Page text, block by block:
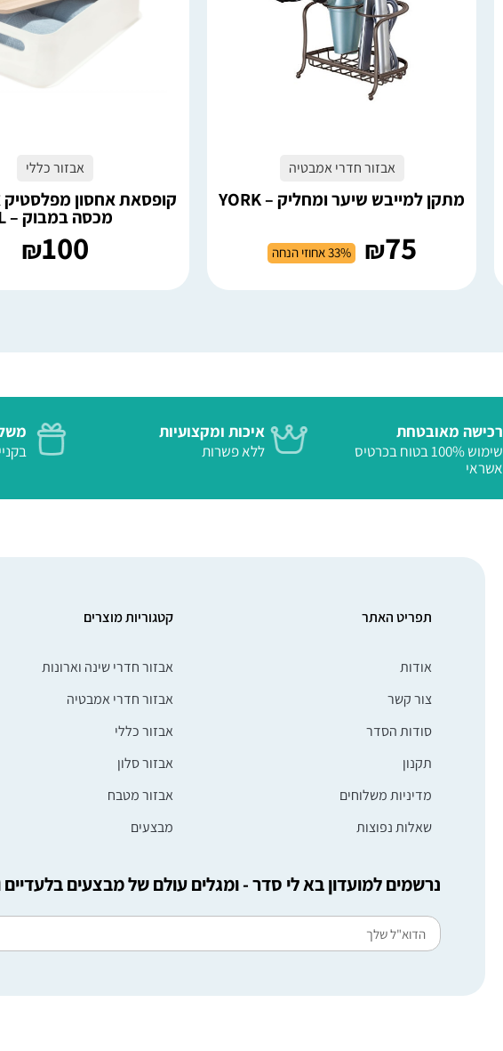
הוספה לסל
אבזור חדרי אמבטיה
מתקן למייבש שיער ומחליק – YORK
₪75 33% אחוזי הנחה
הוספה
אבזור כללי
קופסאת אחסון מפלסטיק
מכסה במבוק – L
₪100
רכישה מאובטחת
שימוש 100% בטוח בכרטיס
אשראי
איכות ומקצועיות
ללא פשרות
תפריט האתר
אודות
צור קשר
סודות הסדר
תקנון
מדיניות משלוחים
שאלות נפוצות
קטגוריות מוצרים
אבזור חדרי שינה וארונות
אבזור חדרי אמבטיה
אבזור כללי
אבזור סלון
אבזור מטבח
מבצעים
נרשמים למועדון בא לי סדר - ומגלים עולם של מבצעים